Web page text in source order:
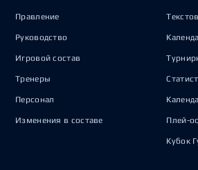
Правление
Руководство
Игровой состав
Тренеры
Персонал
Изменения в составе Плей-
Кубок